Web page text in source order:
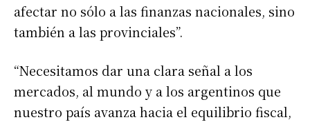
afectar no sólo a las finanzas nacionales, sino
también a las provinciales”.
“Necesitamos dar una clara señal a los
mercados, al mundo y a los argentinos que
nuestro país avanza hacia el equilibrio fiscal,